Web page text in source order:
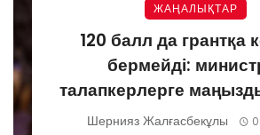
ЖАҢАЛЫҚТАР
120 балл да грантқа
бермейді:
талапкерлерге
жасады
Шернияз Жалғасбекұлы